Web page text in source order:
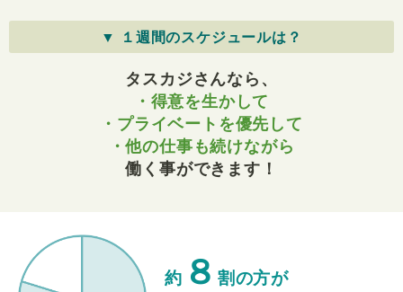
▼ １週間のスケジュールは？
タスカジさんなら、
・得意を生かして
・プライベートを優先して
・他の仕事も続けながら
働く事ができます！
約 ８ 割の方が